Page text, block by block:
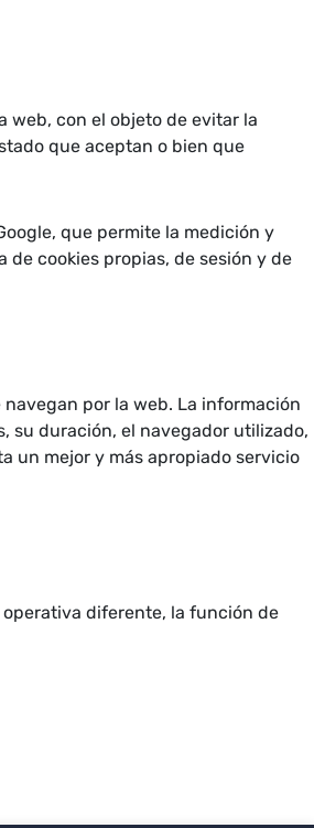
web, con el objeto de evitar la
que aceptan o bien que
que permite la medición y
cookies propias, de sesión y de
por la web. La información
su duración, el navegador utilizado,
un mejor y más apropiado servicio
diferente, la función de